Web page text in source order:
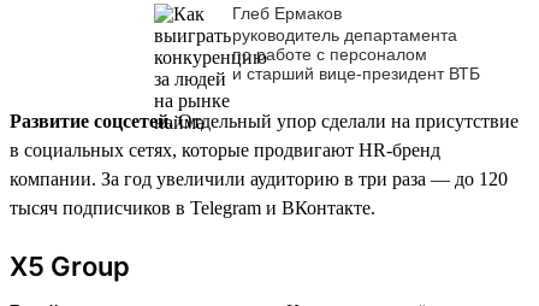
Глеб Ермаков
руководитель департамента
по работе с персоналом
и старший вице-президент ВТБ
Развитие соцсетей.Отдельный упор сделали на присутствие
в социальных сетях, которые продвигают HR-бренд
компании. За год увеличили аудиторию в три раза — до 120
тысяч подписчиков в Telegram и ВКонтакте.
X5 Group